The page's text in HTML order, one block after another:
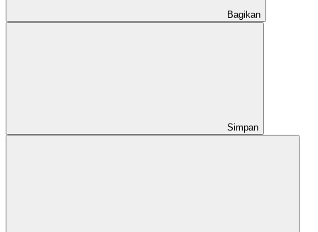
Bagikan
Simpan